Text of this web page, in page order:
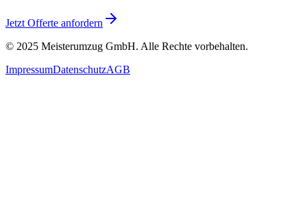
Jetzt Offerte anfordern
© 2025 Meisterumzug GmbH. Alle Rechte vorbehalten.
ImpressumDatenschutzAGB